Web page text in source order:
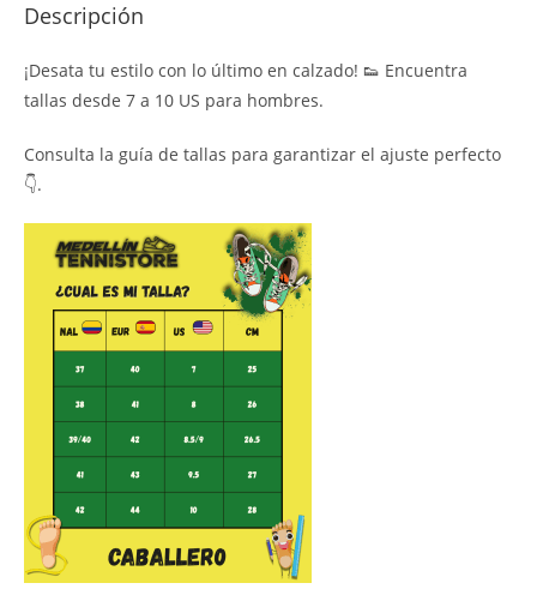
Descripción
¡Desata tu estilo con lo último en calzado! 👟 Encuentra
tallas desde 7 a 10 US para hombres.
Consulta la guía de tallas para garantizar el ajuste perfecto
👇.